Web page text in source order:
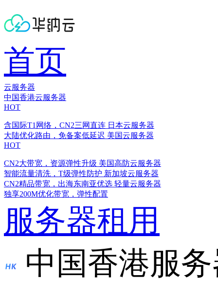
首页
云服务器
中国香港云服务器
HOT
含国际T1网络，CN2三网直连 日本云服务器
大陆优化路由，免备案低延迟 美国云服务器
HOT
CN2大带宽，资源弹性升级 美国高防云服务器
智能流量清洗，T级弹性防护 新加坡云服务器
CN2精品带宽，出海东南亚优选 轻量云服务器
独享200M优化带宽，弹性配置
服务器租用
中国香港服